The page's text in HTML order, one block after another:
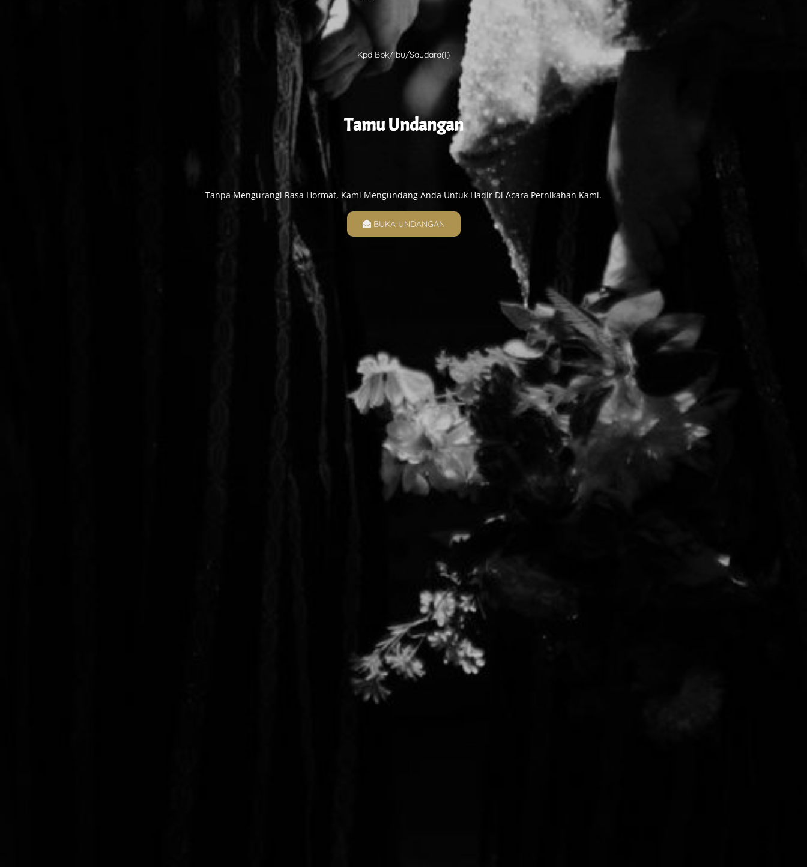
Kpd Bpk/Ibu/Saudara(i)
Tamu Undangan
Tanpa Mengurangi Rasa Hormat, Kami Mengundang Anda Untuk Hadir Di Acara Pernikahan Kami.
BUKA UNDANGAN